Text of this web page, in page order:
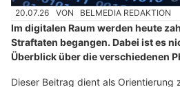
20.07.26 VON BELMEDIA REDAKTION
Im digitalen Raum werden heute
Straftaten begangen. Dabei ist es
Überblick über die verschiedenen
Dieser Beitrag dient als Orientierung